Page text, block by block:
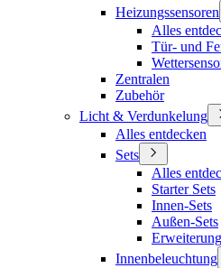
Heizungssensoren
Alles
Tür- und
Zentralen
Zubehör
Licht & Verdunkelung
Alles entdecken
Sets
Alles
Starter Sets
Innen-Sets
Außen-Sets
Innenbeleuchtung